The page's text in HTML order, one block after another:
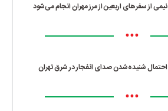
نیمی از سفرهای اربعین از مرز مهران انجام می‌شود
•••
احتمال شنیده‌شدن صدای انفجار در شرق تهران
•••